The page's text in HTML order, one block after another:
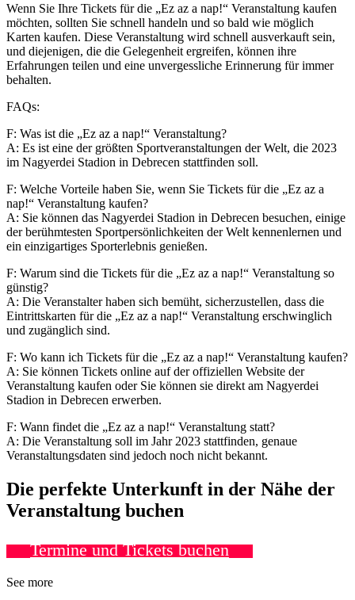
Wenn Sie Ihre Tickets für die „Ez az a nap!“ Veranstaltung kaufen
möchten, sollten Sie schnell handeln und so bald wie möglich
Karten kaufen. Diese Veranstaltung wird schnell ausverkauft sein,
und diejenigen, die die Gelegenheit ergreifen, können ihre
Erfahrungen teilen und eine unvergessliche Erinnerung für immer
behalten.
FAQs:
F: Was ist die „Ez az a nap!“ Veranstaltung?
A: Es ist eine der größten Sportveranstaltungen der Welt, die 2023
im Nagyerdei Stadion in Debrecen stattfinden soll.
F: Welche Vorteile haben Sie, wenn Sie Tickets für die „Ez az a
nap!“ Veranstaltung kaufen?
A: Sie können das Nagyerdei Stadion in Debrecen besuchen, einige
der berühmtesten Sportpersönlichkeiten der Welt kennenlernen und
ein einzigartiges Sporterlebnis genießen.
F: Warum sind die Tickets für die „Ez az a nap!“ Veranstaltung so
günstig?
A: Die Veranstalter haben sich bemüht, sicherzustellen, dass die
Eintrittskarten für die „Ez az a nap!“ Veranstaltung erschwinglich
und zugänglich sind.
F: Wo kann ich Tickets für die „Ez az a nap!“ Veranstaltung kaufen?
A: Sie können Tickets online auf der offiziellen Website der
Veranstaltung kaufen oder Sie können sie direkt am Nagyerdei
Stadion in Debrecen erwerben.
F: Wann findet die „Ez az a nap!“ Veranstaltung statt?
A: Die Veranstaltung soll im Jahr 2023 stattfinden, genaue
Veranstaltungsdaten sind jedoch noch nicht bekannt.
Die perfekte Unterkunft in der Nähe der
Veranstaltung buchen
Termine und Tickets buchen
See more